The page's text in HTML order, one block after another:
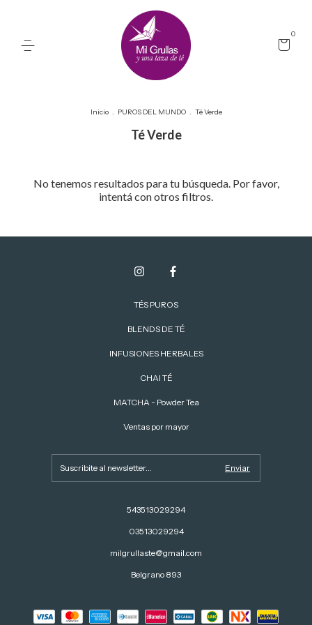
0
Inicio . PUROS DEL MUNDO . Té Verde
Té Verde
No tenemos resultados para tu búsqueda. Por favor,
intentá con otros filtros.
TÉS PUROS
BLENDS DE TÉ
INFUSIONES HERBALES
CHAI TÉ
MATCHA - Powder Tea
Ventas por mayor
543513029294
03513029294
milgrullaste@gmail.com
Belgrano 893